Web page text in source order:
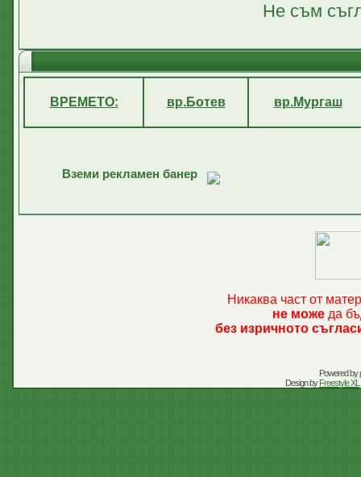
Не съм
ВРЕМЕТО: вр.Ботев вр.Мургаш
Вземи рекламен банер
Никаква част от
не може да
без изричното
Powered by
Design byFreestyle XL